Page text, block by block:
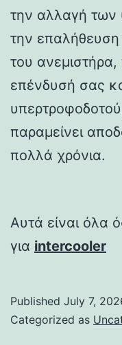
την αλλαγή των
την επαλήθευση
του
επένδυσή σας
παραμείνει
πολλά χρόνια.
Αυτά είναι όλα
για intercooler
Published July 7,
Categorized as